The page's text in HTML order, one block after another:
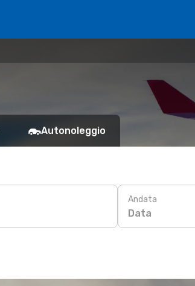
Autonoleggio
Andata
Data